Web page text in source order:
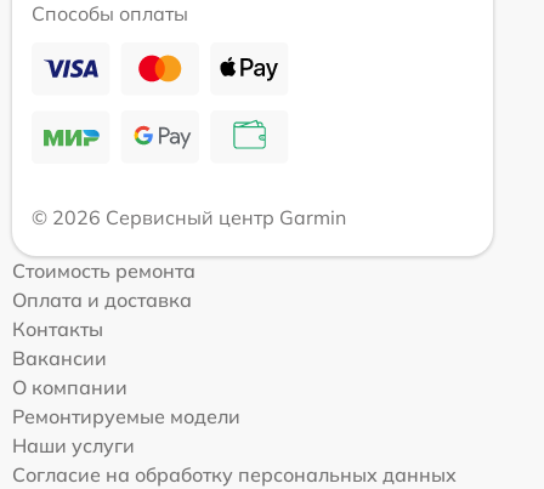
Способы оплаты
© 2026 Сервисный центр Garmin
Стоимость ремонта
Оплата и доставка
Контакты
Вакансии
О компании
Ремонтируемые модели
Наши услуги
Согласие на обработку персональных данных